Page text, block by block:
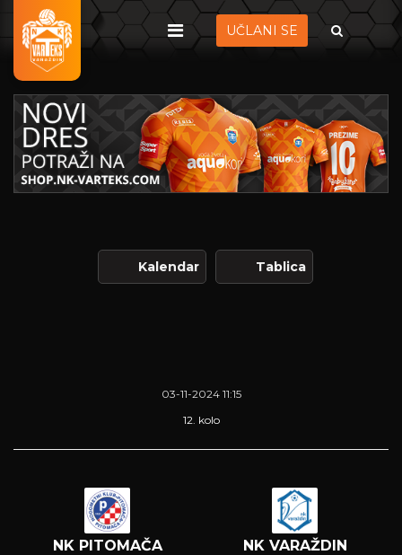
UČLANI SE
Kalendar Tablica
03-11-2024 11:15
12. kolo
NK PITOMAČA NK VARAŽDIN